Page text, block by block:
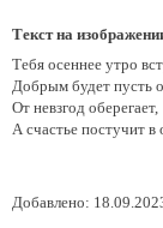
Текст на
Тебя осеннее утро
Добрым будет пусть
От невзгод оберегает,
А счастье постучит в
Добавлено: